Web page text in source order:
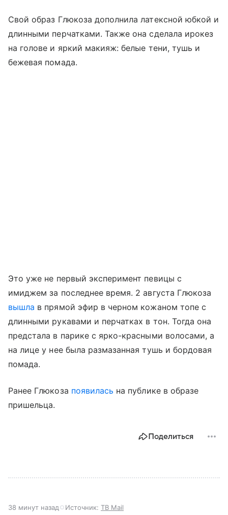
Свой образ Глюкоза дополнила латексной юбкой и
длинными перчатками. Также она сделала ирокез
на голове и яркий макияж: белые тени, тушь и
бежевая помада.
Это уже не первый эксперимент певицы с
имиджем за последнее время. 2 августа Глюкоза
вышла в прямой эфир в черном кожаном топе с
длинными рукавами и перчатках в тон. Тогда она
предстала в парике с ярко-красными волосами, а
на лице у нее была размазанная тушь и бордовая
помада.
Ранее Глюкоза появилась на публике в образе
пришельца.
Поделиться
38 минут назад Источник: ТВ Mail